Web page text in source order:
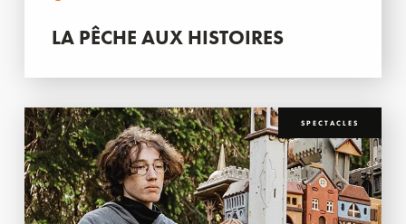
LA PÊCHE AUX HISTOIRES
SPECTACLES